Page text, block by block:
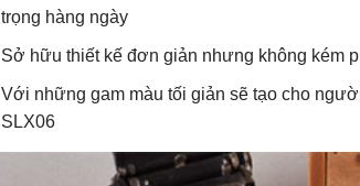
trọng hàng ngày
Sở hữu thiết kế đơn giản nhưng không kém
Với những gam màu tối giản sẽ tạo cho
SLX06